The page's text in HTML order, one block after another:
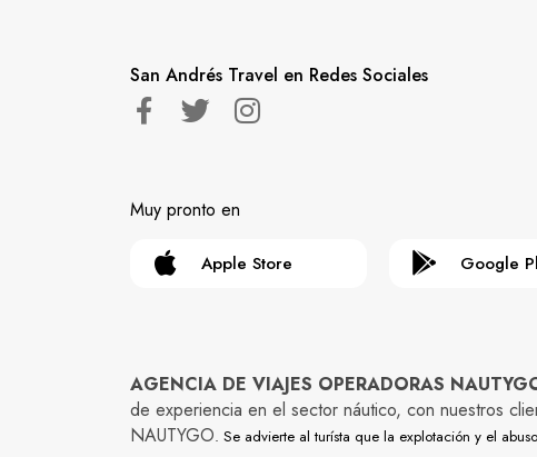
San Andrés Travel en Redes Sociales
Muy pronto en
Apple Store Google
AGENCIA DE VIAJES OPERADORAS
de experiencia en el sector náutico, con nuestros
NAUTYGO. Se advierte al turísta que la explotación y el